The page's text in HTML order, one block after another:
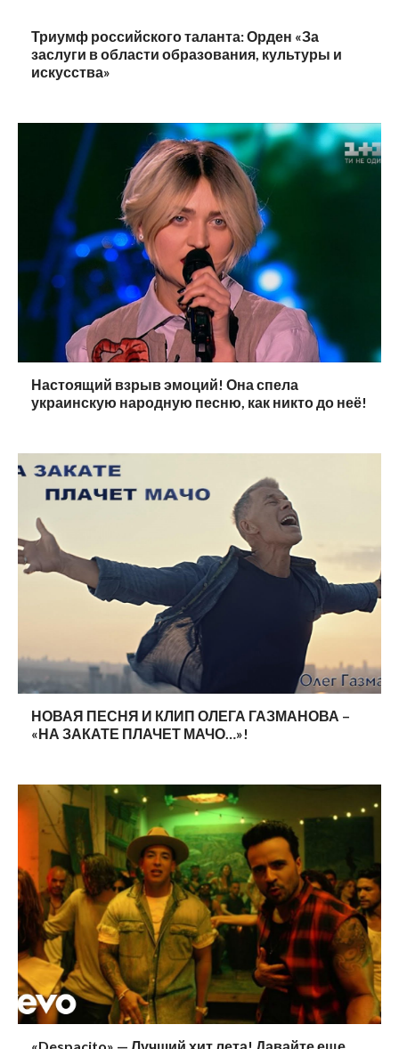
Триумф российского таланта: Орден «За
заслуги в области образования, культуры и
искусства»
Настоящий взрыв эмоций! Она спела
украинскую народную песню, как никто до неё!
НОВАЯ ПЕСНЯ И КЛИП ОЛЕГА ГАЗМАНОВА –
«НА ЗАКАТЕ ПЛАЧЕТ МАЧО…»!